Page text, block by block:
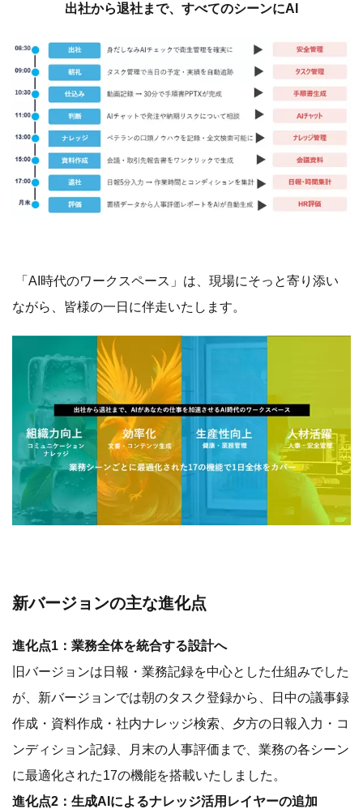
出社から退社まで、すべてのシーンにAI
「AI時代のワークスペース」は、現場にそっと寄り添い
ながら、皆様の一日に伴走いたします。
新バージョンの主な進化点
進化点1：業務全体を統合する設計へ
旧バージョンは日報・業務記録を中心とした仕組みでした
が、新バージョンでは朝のタスク登録から、日中の議事録
作成・資料作成・社内ナレッジ検索、夕方の日報入力・コ
ンディション記録、月末の人事評価まで、業務の各シーン
に最適化された17の機能を搭載いたしました。
進化点2：生成AIによるナレッジ活用レイヤーの追加